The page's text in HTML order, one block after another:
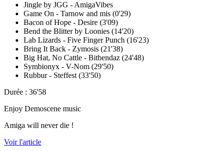
Jingle by JGG - AmigaVibes
Game On - Tarnow and mis (0'29)
Bacon of Hope - Desire (3'09)
Bend the Blitter by Loonies (14'20)
Lab Lizards - Five Finger Punch (16'23)
Bring It Back - Zymosis (21'38)
Big Hat, No Cattle - Bitbendaz (24'48)
Symbionyx - V-Nom (29'50)
Rubbur - Steffest (33'50)
Durée : 36'58
Enjoy Demoscene music
Amiga will never die !
Voir l'article